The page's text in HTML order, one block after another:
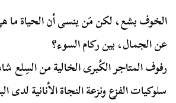
الخوف بشع، لكن مَن ينسى أن الحياة ما هي
عن الجمال، بين ركام السوء؟
رفوف المتاجر الكُبرى الخالية من السِلع
سلوكيات الفزع ونزعة النجاة الأنانية